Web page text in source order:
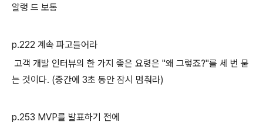
알랭 드 보통
p.222 계속 파고들어라
고객 개발 인터뷰의 한 가지 좋은 요령은 "왜 그렇죠?"를 세 번 묻
는 것이다. (중간에 3초 동안 잠시 멈춰라)
p.253 MVP를 발표하기 전에